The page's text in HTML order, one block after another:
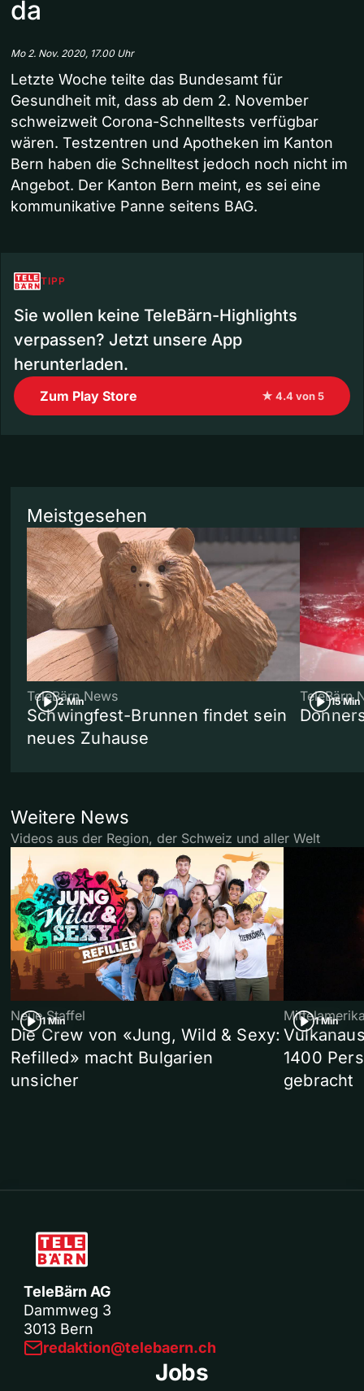
da
Mo 2. Nov. 2020, 17.00 Uhr
Letzte Woche teilte das Bundesamt für
Gesundheit mit, dass ab dem 2. November
schweizweit Corona-Schnelltests verfügbar
wären. Testzentren und Apotheken im Kanton
Bern haben die Schnelltest jedoch noch nicht im
Angebot. Der Kanton Bern meint, es sei eine
kommunikative Panne seitens BAG.
TIPP
Sie wollen keine TeleBärn-Highlights
verpassen? Jetzt unsere App
herunterladen.
Zum Play Store ★ 4.4 von 5
Meistgesehen
2 Min
TeleBärn News
Schwingfest-Brunnen findet sein
neues Zuhause
15 Min
TeleBärn
Weitere News
Videos aus der Region, der Schweiz und aller Welt
1 Min
Neue Staffel
Die Crew von «Jung, Wild & Sexy:
Refilled» macht Bulgarien
unsicher
1 Min
1400
gebracht
TeleBärn AG
Dammweg 3
3013 Bern
redaktion@telebaern.ch
Jobs